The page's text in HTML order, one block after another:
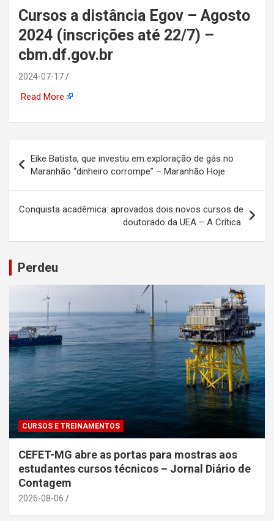
automotiva, mineração,
indústria naval, etc
Cursos a distância Egov – Agosto
2024 (inscrições até 22/7) –
cbm.df.gov.br
2024-07-17
Read More
de
Post
Eike Batista, que investiu em exploração de gás no
Maranhão “dinheiro corrompe” – Maranhão Hoje
Conquista acadêmica: aprovados dois novos cursos de
doutorado da UEA – A Crítica
Perdeu
CURSOS E TREINAMENTOS
CEFET-MG abre as portas para mostras aos
estudantes cursos técnicos – Jornal Diário de
Contagem
2026-08-06